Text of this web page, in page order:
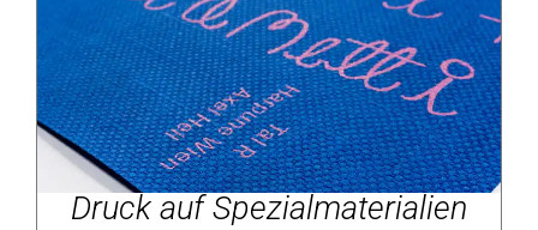
Druck auf Spezialmaterialien